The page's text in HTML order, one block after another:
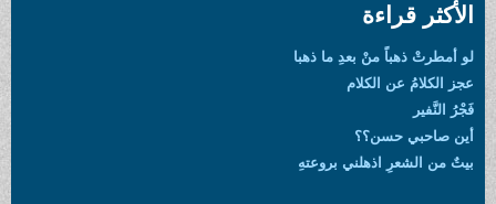
الأكثر قراءة
لو أمطرتْ ذهباً منْ بعدِ ما ذهبا
عجز الكلامُ عن الكلام
فَجْرُ النَّفير
أين صاحبي حسن؟؟
بيتٌ من الشعرِ اذهلني بروعتهِ